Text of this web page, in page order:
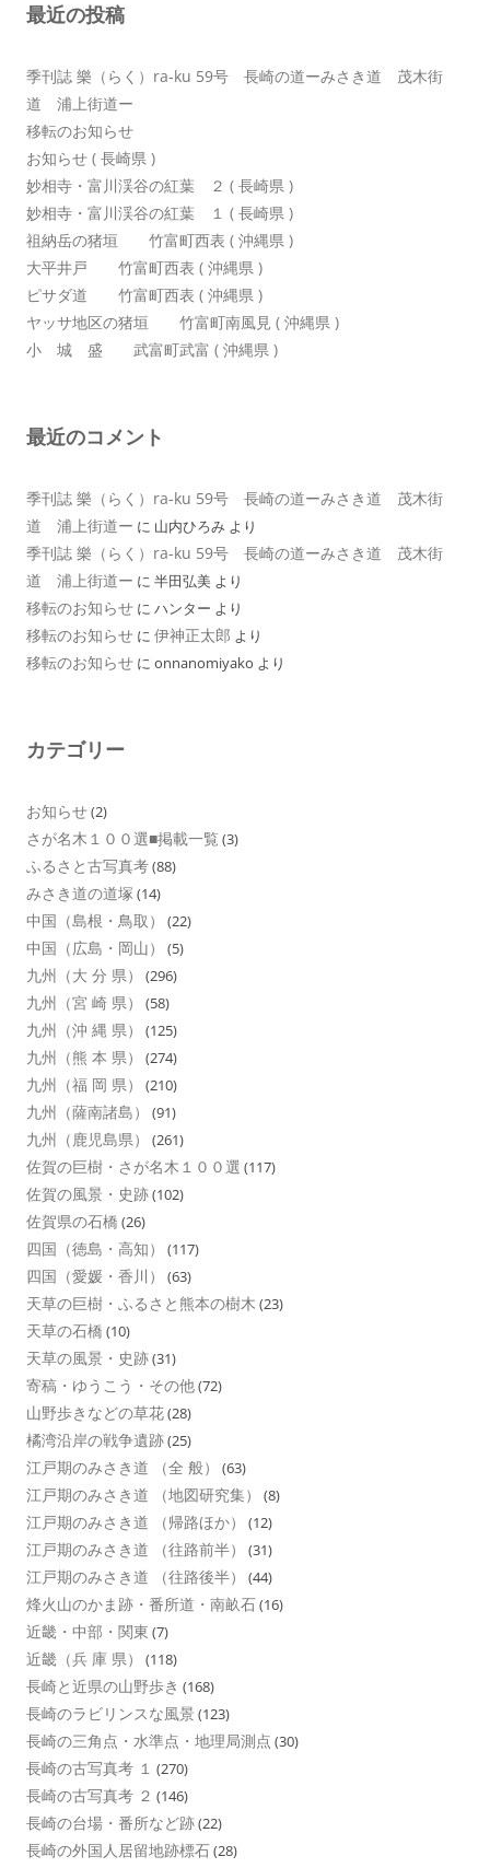
ョ
最近の投稿
季刊誌 樂（らく）ra-ku 59号 長崎の道ーみさき道 茂木街
道 浦上街道ー
移転のお知らせ
お知らせ ( 長崎県 )
妙相寺・富川渓谷の紅葉 ２ ( 長崎県 )
妙相寺・富川渓谷の紅葉 １ ( 長崎県 )
祖納岳の猪垣 竹富町西表 ( 沖縄県 )
大平井戸 竹富町西表 ( 沖縄県 )
ピサダ道 竹富町西表 ( 沖縄県 )
ヤッサ地区の猪垣 竹富町南風見 ( 沖縄県 )
小 城 盛 武富町武富 ( 沖縄県 )
最近のコメント
季刊誌 樂（らく）ra-ku 59号 長崎の道ーみさき道 茂木街
道 浦上街道ー に 山内ひろみ より
季刊誌 樂（らく）ra-ku 59号 長崎の道ーみさき道 茂木街
道 浦上街道ー に 半田弘美 より
移転のお知らせ に ハンター より
移転のお知らせ に 伊神正太郎 より
移転のお知らせ に onnanomiyako より
カテゴリー
お知らせ(2)
さが名木１００選■掲載一覧 (3)
ふるさと古写真考(88)
みさき道の道塚 (14)
中国（島根・鳥取） (22)
中国（広島・岡山） (5)
九州（大 分 県） (296)
九州（宮 崎 県） (58)
九州（沖 縄 県） (125)
九州（熊 本 県） (274)
九州（福 岡 県） (210)
九州（薩南諸島） (91)
九州（鹿児島県） (261)
佐賀の巨樹・さが名木１００選 (117)
佐賀の風景・史跡(102)
佐賀県の石橋 (26)
四国（徳島・高知） (117)
四国（愛媛・香川） (63)
天草の巨樹・ふるさと熊本の樹木 (23)
天草の石橋 (10)
天草の風景・史跡(31)
寄稿・ゆうこう・その他(72)
山野歩きなどの草花(28)
橘湾沿岸の戦争遺跡(25)
江戸期のみさき道 （全 般） (63)
江戸期のみさき道 （地図研究集） (8)
江戸期のみさき道 （帰路ほか） (12)
江戸期のみさき道 （往路前半） (31)
江戸期のみさき道 （往路後半） (44)
烽火山のかま跡・番所道・南畝石(16)
近畿・中部・関東 (7)
近畿（兵 庫 県） (118)
長崎と近県の山野歩き (168)
長崎のラビリンスな風景 (123)
長崎の三角点・水準点・地理局測点 (30)
長崎の古写真考 １ (270)
長崎の古写真考 ２ (146)
長崎の台場・番所など跡(22)
長崎の外国人居留地跡標石(28)